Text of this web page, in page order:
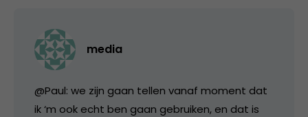
media
@Paul: we zijn gaan tellen vanaf moment dat
ik ‘m ook echt ben gaan gebruiken, en dat is